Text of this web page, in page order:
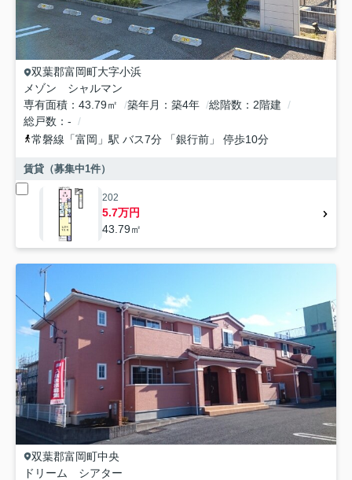
双葉郡富岡町大字小浜
メゾン シャルマン
専有面積
43.79㎡ 築年月 築4年 総階数
2階建
総戸数
-
常磐線 「富岡 」駅 バス7分 「銀行前」 停歩10分
賃貸（募集中1件）
202
5.7万円
43.79㎡
双葉郡富岡町中央
ドリーム シアター